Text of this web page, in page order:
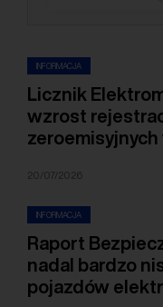
INFORMACJA
Licznik
wzrost
zeroemisyjnych
20/07/2026
INFORMACJA
Raport
nadal bardzo
pojazdów